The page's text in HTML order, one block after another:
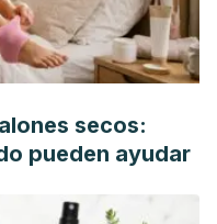
Diego_Bellido/
o Refrigerio, P., & de
Consejos para
cómo
secos:
pueden ayudar